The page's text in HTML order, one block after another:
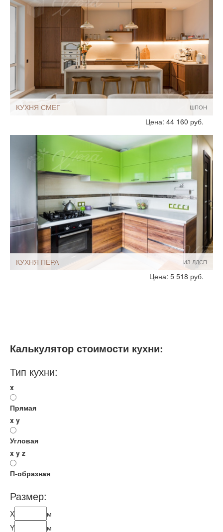
Мебель - тип:Угловая
Стандартные
Шкафы до потолка
ШПОН
КУХНЯ СМЕГ
Угловая
С островом
Цена: 44 160 руб.
ИЗ ЛДСП
КУХНЯ ПЕРА
Цена: 5 518 руб.
Калькулятор стоимости кухни:
Тип кухни:
x
Прямая
x y
Угловая
x y z
П-образная
Размер:
X
м
Y
м